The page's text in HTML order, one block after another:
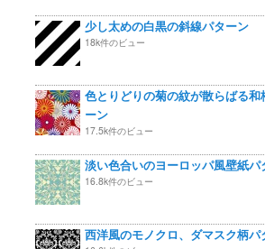
少し太めの白黒の斜線パターン
18k件のビュー
色とりどりの菊の紋が散らばる和
ーン
17.5k件のビュー
淡い色合いのヨーロッパ風壁紙パ
16.8k件のビュー
西洋風のモノクロ、ダマスク柄パ